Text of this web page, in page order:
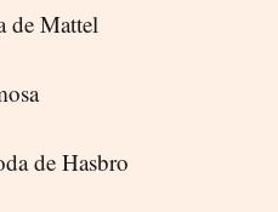
de Mattel
de Hasbro